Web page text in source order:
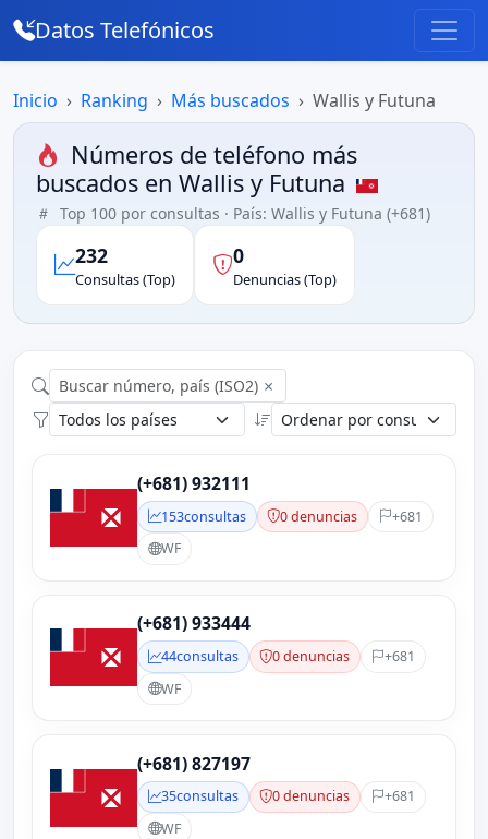
Datos Telefónicos
Inicio Ranking Más buscados Wallis y Futuna
Números de teléfono más
buscados en Wallis y Futuna
Top 100 por consultas · País: Wallis y Futuna (+681)
232
Consultas (Top)
0
Denuncias (Top)
×
(+681) 932111
153consultas 0 denuncias
+681
WF
(+681) 933444
44consultas 0 denuncias
+681
WF
(+681) 827197
35consultas 0 denuncias
+681
WF